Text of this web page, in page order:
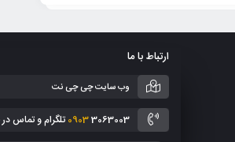
به
ارتباط با ما
وب سایت چی چی نت
09033063003 تلگرام و تماس در صورت لزوم